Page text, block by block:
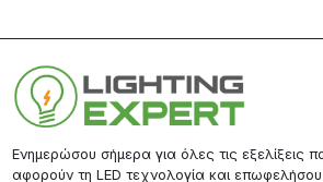
Ενημερώσου σήμερα για όλες τις εξελίξεις
αφορούν τη LED τεχνολογία και